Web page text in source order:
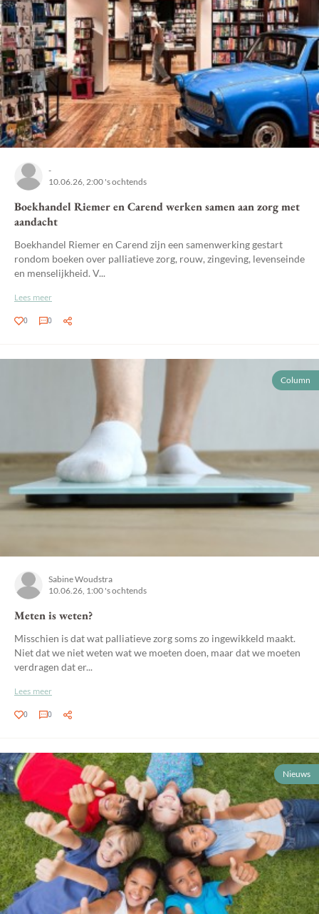
-
10.06.26, 2:00 's ochtends
Boekhandel Riemer en Carend werken samen aan zorg met
aandacht
Boekhandel Riemer en Carend zijn een samenwerking gestart
rondom boeken over palliatieve zorg, rouw, zingeving, levenseinde
en menselijkheid. V...
Lees meer
0 0
Column
Sabine Woudstra
10.06.26, 1:00 's ochtends
Meten is weten?
Misschien is dat wat palliatieve zorg soms zo ingewikkeld maakt.
Niet dat we niet weten wat we moeten doen, maar dat we moeten
verdragen dat er...
Lees meer
0 0
Nieuws